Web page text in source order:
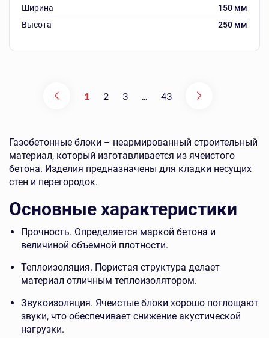
Ширина
150 мм
Высота
250 мм
1 2 3 43
Газобетонные блоки – неармированный строительный
материал, который изготавливается из ячеистого
бетона. Изделия предназначены для кладки несущих
стен и перегородок.
Основные характеристики
Прочность. Определяется маркой бетона и
величиной объемной плотности.
Теплоизоляция. Пористая структура делает
материал отличным теплоизолятором.
Звукоизоляция. Ячеистые блоки хорошо поглощают
звуки, что обеспечивает снижение акустической
нагрузки.